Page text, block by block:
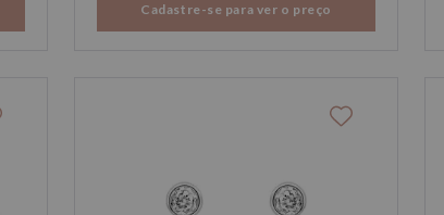
Cadastre-se para ver o preço